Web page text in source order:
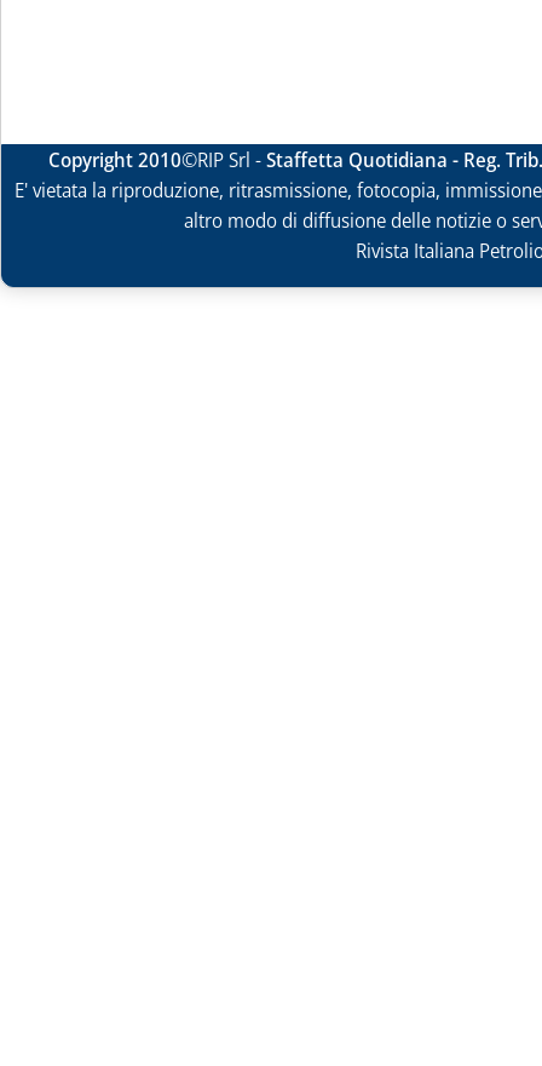
Copyright 2010©RIP Srl -Staffetta Quotidiana - Reg.
E' vietata la riproduzione, ritrasmissione, fotocopia,
altro modo di diffusione delle notizie o
Rivista Italiana